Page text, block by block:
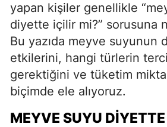
yapan kişiler genellikle
diyette içilir mi?” sorusuna
Bu yazıda meyve suyunun
etkilerini, hangi türlerin
gerektiğini ve tüketim
biçimde ele alıyoruz.
MEYVE SUYU